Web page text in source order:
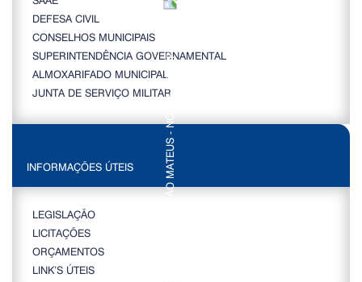
DEFESA CIVIL
CONSELHOS MUNICIPAIS
SUPERINTENDÊNCIA GOVERNAMENTAL
ALMOXARIFADO MUNICIPAL
JUNTA DE SERVIÇO MILITAR
INFORMAÇÕES ÚTEIS
LEGISLAÇÃO
LICITAÇÕES
ORÇAMENTOS
LINK’S ÚTEIS